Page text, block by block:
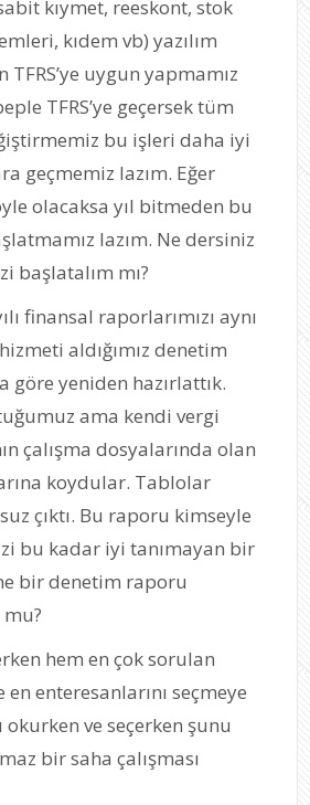
kıymet, reeskont, stok
kıdem vb) yazılım
uygun yapmamız
TFRS’ye geçersek tüm
bu işleri daha iyi
geçmemiz lazım. Eğer
olacaksa yıl bitmeden bu
lazım. Ne dersiniz
başlatalım mı?
finansal raporlarımızı aynı
aldığımız denetim
göre yeniden hazırlattık.
ama kendi vergi
çalışma dosyalarında olan
koydular. Tablolar
çıktı. Bu raporu kimseyle
bu kadar iyi tanımayan bir
bir denetim raporu
hem en çok sorulan
enteresanlarını seçmeye
okurken ve seçerken şunu
bir saha çalışması